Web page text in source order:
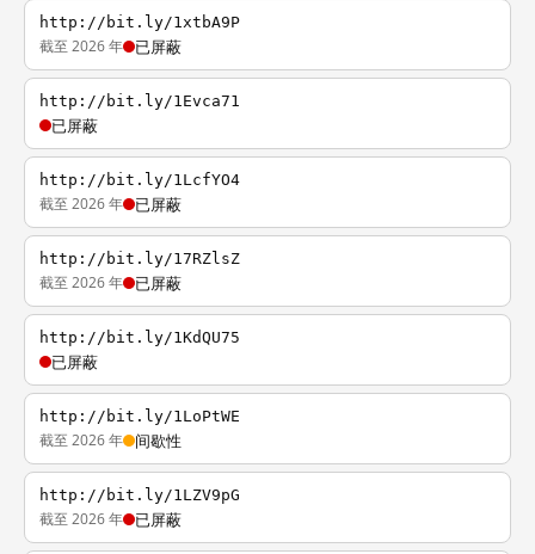
http://bit.ly/1xtbA9P
截至 2026 年 已屏蔽
http://bit.ly/1Evca71
已屏蔽
http://bit.ly/1LcfYO4
截至 2026 年 已屏蔽
http://bit.ly/17RZlsZ
截至 2026 年 已屏蔽
http://bit.ly/1KdQU75
已屏蔽
http://bit.ly/1LoPtWE
截至 2026 年 间歇性
http://bit.ly/1LZV9pG
截至 2026 年 已屏蔽